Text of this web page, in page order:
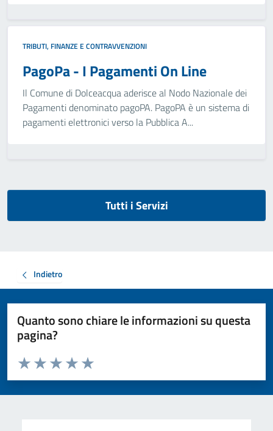
TRIBUTI, FINANZE E CONTRAVVENZIONI
PagoPa - I Pagamenti On Line
Il Comune di Dolceacqua aderisce al Nodo Nazionale dei
Pagamenti denominato pagoPA. PagoPA è un sistema di
pagamenti elettronici verso la Pubblica A...
Tutti i Servizi
Indietro
Quanto sono chiare le informazioni su questa
pagina?
Valuta da 1 a 5 stelle la pagina
Valuta 5 stelle su 5
Valuta 4 stelle su 5
Valuta 3 stelle su 5
Valuta 2 stelle su 5
Valuta 1 stelle su 5